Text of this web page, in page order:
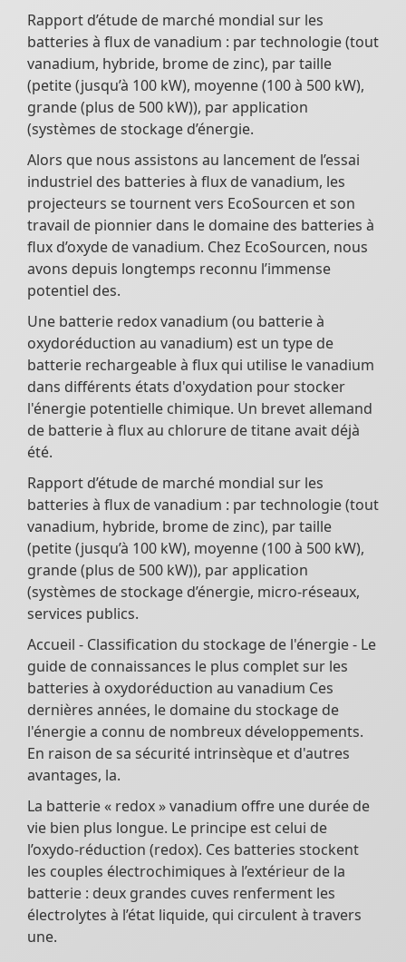
Rapport d’étude de marché mondial sur les
batteries à flux de vanadium : par technologie (tout
vanadium, hybride, brome de zinc), par taille
(petite (jusqu’à 100 kW), moyenne (100 à 500 kW),
grande (plus de 500 kW)), par application
(systèmes de stockage d’énergie.
Alors que nous assistons au lancement de l’essai
industriel des batteries à flux de vanadium, les
projecteurs se tournent vers EcoSourcen et son
travail de pionnier dans le domaine des batteries à
flux d’oxyde de vanadium. Chez EcoSourcen, nous
avons depuis longtemps reconnu l’immense
potentiel des.
Une batterie redox vanadium (ou batterie à
oxydoréduction au vanadium) est un type de
batterie rechargeable à flux qui utilise le vanadium
dans différents états d'oxydation pour stocker
l'énergie potentielle chimique. Un brevet allemand
de batterie à flux au chlorure de titane avait déjà
été.
Rapport d’étude de marché mondial sur les
batteries à flux de vanadium : par technologie (tout
vanadium, hybride, brome de zinc), par taille
(petite (jusqu’à 100 kW), moyenne (100 à 500 kW),
grande (plus de 500 kW)), par application
(systèmes de stockage d’énergie, micro-réseaux,
services publics.
Accueil - Classification du stockage de l'énergie - Le
guide de connaissances le plus complet sur les
batteries à oxydoréduction au vanadium Ces
dernières années, le domaine du stockage de
l'énergie a connu de nombreux développements.
En raison de sa sécurité intrinsèque et d'autres
avantages, la.
La batterie « redox » vanadium offre une durée de
vie bien plus longue. Le principe est celui de
l’oxydo-réduction (redox). Ces batteries stockent
les couples électrochimiques à l’extérieur de la
batterie : deux grandes cuves renferment les
électrolytes à l’état liquide, qui circulent à travers
une.